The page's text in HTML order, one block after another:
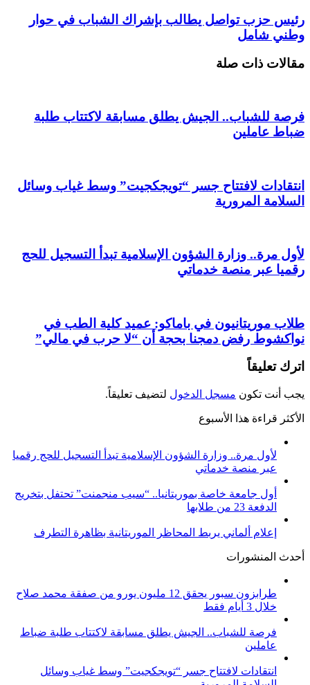
رئيس حزب تواصل يطالب بإشراك الشباب في حوار
وطني شامل
مقالات ذات صلة
فرصة للشباب.. الجيش يطلق مسابقة لاكتتاب طلبة
ضباط عاملين
انتقادات لافتتاح جسر “تويجكجيت” وسط غياب وسائل
السلامة المرورية
لأول مرة.. وزارة الشؤون الإسلامية تبدأ التسجيل للحج
رقميا عبر منصة خدماتي
طلاب موريتانيون في باماكو: عميد كلية الطب في
نواكشوط رفض دمجنا بحجة أن “لا حرب في مالي”
اترك تعليقاً
يجب أنت تكون مسجل الدخول لتضيف تعليقاً.
الأكثر قراءة هذا الأسبوع
لأول مرة.. وزارة الشؤون الإسلامية تبدأ التسجيل للحج رقميا
عبر منصة خدماتي
أول جامعة خاصة بموريتانيا.. “سيب منجمنت” تحتفل بتخريج
الدفعة 23 من طلابها
إعلام ألماني يربط المحاظر الموريتانية بظاهرة التطرف
أحدث المنشورات
طرابزون سبور يحقق 12 مليون يورو من صفقة محمد صلاح
خلال 3 أيام فقط
فرصة للشباب.. الجيش يطلق مسابقة لاكتتاب طلبة ضباط
عاملين
انتقادات لافتتاح جسر “تويجكجيت” وسط غياب وسائل